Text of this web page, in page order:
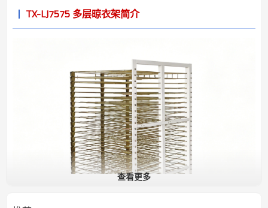
TX-LJ7575 多层晾衣架简介
查看更多